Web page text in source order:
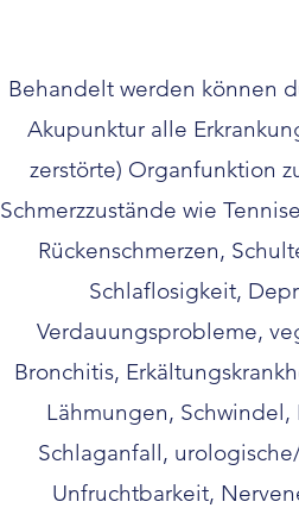
Behandelt werden können
Akupunktur alle
zerstörte) Organfunktion
Schmerzzustände wie
Rückenschmerzen,
Schlaflosigkeit,
Verdauungsprobleme,
Bronchitis,
Lähmungen,
Schlaganfall,
Unfruchtbarkeit,